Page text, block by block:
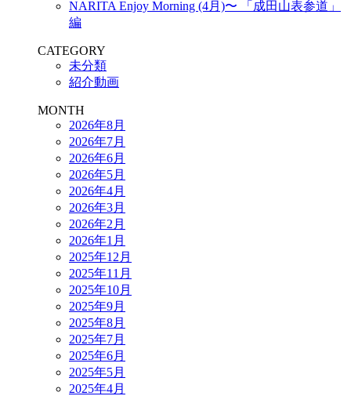
NARITA Enjoy Morning (4月)〜 「成田山表参道」
編
CATEGORY
未分類
紹介動画
MONTH
2026年8月
2026年7月
2026年6月
2026年5月
2026年4月
2026年3月
2026年2月
2026年1月
2025年12月
2025年11月
2025年10月
2025年9月
2025年8月
2025年7月
2025年6月
2025年5月
2025年4月